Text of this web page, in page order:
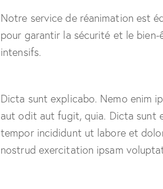
Notre service de réanimation est
pour garantir la sécurité et le
intensifs.
Dicta sunt explicabo. Nemo enim
aut odit aut fugit, quia. Dicta sunt
tempor incididunt ut labore et
nostrud exercitation ipsam